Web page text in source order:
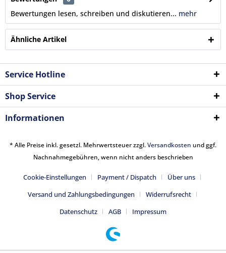
Bewertungen lesen, schreiben und diskutieren... mehr
Ähnliche Artikel
Service Hotline
Shop Service
Informationen
* Alle Preise inkl. gesetzl. Mehrwertsteuer zzgl.Versandkosten und ggf.
Nachnahmegebühren, wenn nicht anders beschrieben
Cookie-Einstellungen Payment / Dispatch
Über uns
Versand und Zahlungsbedingungen
Widerrufsrecht
Datenschutz
AGB Impressum